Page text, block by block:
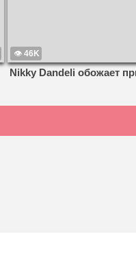
46K
Nikky Dandeli обожает